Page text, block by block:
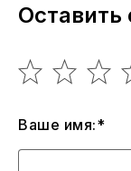
Оставить
Ваше имя:*